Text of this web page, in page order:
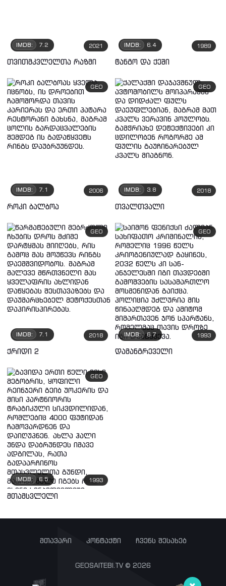
2021
IMDB: 7.2
თვითმკვლელთა რაზმი
1989
IMDB: 6.4
ტანგო და ქეში
GEO
2006
IMDB: 7.1
როკი ბალბოა
GEO
2018
IMDB: 3.8
თვალთვალი
GEO
2018
IMDB: 7.1
ქრიდი 2
GEO
1993
IMDB: 6.7
დამანგრეველი
GEO
1993
IMDB: 6.5
მთამსვლელი
მთავარი კონტაქტი ჩვენს შესახებ
GEOSAITEBI.TV © 2026